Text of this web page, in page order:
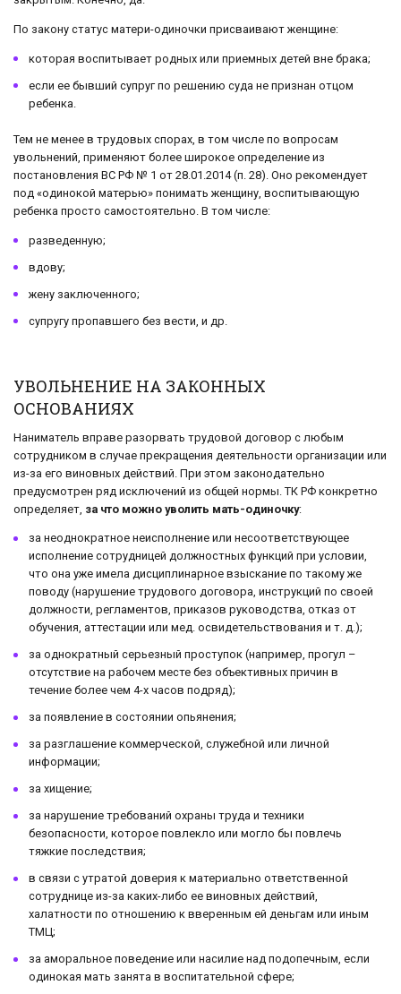
По закону статус матери-одиночки присваивают женщине:
которая воспитывает родных или приемных детей вне брака;
если ее бывший супруг по решению суда не признан отцом
ребенка.
Тем не менее в трудовых спорах, в том числе по вопросам
увольнений, применяют более широкое определение из
постановления ВС РФ № 1 от 28.01.2014 (п. 28). Оно рекомендует
под «одинокой матерью» понимать женщину, воспитывающую
ребенка просто самостоятельно. В том числе:
разведенную;
вдову;
жену заключенного;
супругу пропавшего без вести, и др.
УВОЛЬНЕНИЕ НА ЗАКОННЫХ
ОСНОВАНИЯХ
Наниматель вправе разорвать трудовой договор с любым
сотрудником в случае прекращения деятельности организации или
из-за его виновных действий. При этом законодательно
предусмотрен ряд исключений из общей нормы. ТК РФ конкретно
определяет, за что можно уволить мать-одиночку:
за неоднократное неисполнение или несоответствующее
исполнение сотрудницей должностных функций при условии,
что она уже имела дисциплинарное взыскание по такому же
поводу (нарушение трудового договора, инструкций по своей
должности, регламентов, приказов руководства, отказ от
обучения, аттестации или мед. освидетельствования и т. д.);
за однократный серьезный проступок (например, прогул –
отсутствие на рабочем месте без объективных причин в
течение более чем 4-х часов подряд);
за появление в состоянии опьянения;
за разглашение коммерческой, служебной или личной
информации;
за хищение;
за нарушение требований охраны труда и техники
безопасности, которое повлекло или могло бы повлечь
тяжкие последствия;
в связи с утратой доверия к материально ответственной
сотруднице из-за каких-либо ее виновных действий,
халатности по отношению к вверенным ей деньгам или иным
ТМЦ;
за аморальное поведение или насилие над подопечным, если
одинокая мать занята в воспитательной сфере;